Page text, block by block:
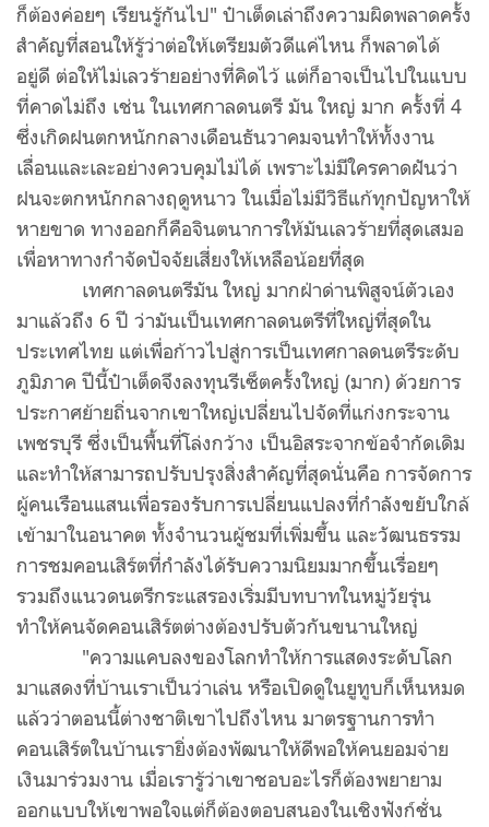
ก็ต้องค่อยๆ เรียนรู้กันไป" ป๋าเต็ดเล่าถึงความผิดพลาดครั้ง
สำคัญที่สอนให้รู้ว่าต่อให้เตรียมตัวดีแค่ไหน ก็พลาดได้
อยู่ดี ต่อให้ไม่เลวร้ายอย่างที่คิดไว้ แต่ก็อาจเป็นไปในแบบ
ที่คาดไม่ถึง เช่น ในเทศกาลดนตรี มัน ใหญ่ มาก ครั้งที่ 4
ซึ่งเกิดฝนตกหนักกลางเดือนธันวาคมจนทำให้ทั้งงาน
เลื่อนและเละอย่างควบคุมไม่ได้ เพราะไม่มีใครคาดฝันว่า
ฝนจะตกหนักกลางฤดูหนาว ในเมื่อไม่มีวิธีแก้ทุกปัญหาให้
หายขาด ทางออกก็คือจินตนาการให้มันเลวร้ายที่สุดเสมอ
เพื่อหาทางกำจัดปัจจัยเสี่ยงให้เหลือน้อยที่สุด
เทศกาลดนตรีมัน ใหญ่ มากฝ่าด่านพิสูจน์ตัวเอง
มาแล้วถึง 6 ปี ว่ามันเป็นเทศกาลดนตรีที่ใหญ่ที่สุดใน
ประเทศไทย แต่เพื่อก้าวไปสู่การเป็นเทศกาลดนตรีระดับ
ภูมิภาค ปีนี้ป๋าเต็ดจึงลงทุนรีเซ็ตครั้งใหญ่ (มาก) ด้วยการ
ประกาศย้ายถิ่นจากเขาใหญ่เปลี่ยนไปจัดที่แก่งกระจาน
เพชรบุรี ซึ่งเป็นพื้นที่โล่งกว้าง เป็นอิสระจากข้อจำกัดเดิม
และทำให้สามารถปรับปรุงสิ่งสำคัญที่สุดนั่นคือ การจัดการ
ผู้คนเรือนแสนเพื่อรองรับการเปลี่ยนแปลงที่กำลังขยับใกล้
เข้ามาในอนาคต ทั้งจำนวนผู้ชมที่เพิ่มขึ้น และวัฒนธรรม
การชมคอนเสิร์ตที่กำลังได้รับความนิยมมากขึ้นเรื่อยๆ
รวมถึงแนวดนตรีกระแสรองเริ่มมีบทบาทในหมู่วัยรุ่น
ทำให้คนจัดคอนเสิร์ตต่างต้องปรับตัวกันขนานใหญ่
"ความแคบลงของโลกทำให้การแสดงระดับโลก
มาแสดงที่บ้านเราเป็นว่าเล่น หรือเปิดดูในยูทูบก็เห็นหมด
แล้วว่าตอนนี้ต่างชาติเขาไปถึงไหน มาตรฐานการทำ
คอนเสิร์ตในบ้านเรายิ่งต้องพัฒนาให้ดีพอให้คนยอมจ่าย
เงินมาร่วมงาน เมื่อเรารู้ว่าเขาชอบอะไรก็ต้องพยายาม
ออกแบบให้เขาพอใจแต่ก็ต้องตอบสนองในเชิงฟังก์ชั่น